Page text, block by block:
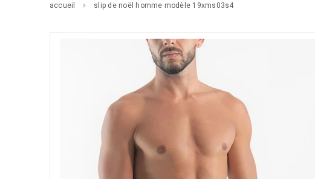
accueil slip de noël homme modèle 19xms03s4